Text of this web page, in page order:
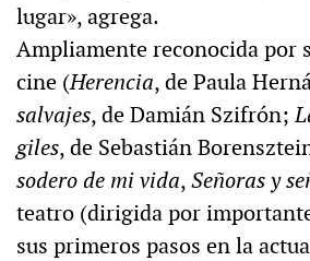
lugar», agrega.
Ampliamente reconocida por
cine (Herencia, de Paula
salvajes, de Damián Szifrón;
giles, de Sebastián
sodero de mivida,Señoras y
teatro (dirigida por
sus primeros pasos en la